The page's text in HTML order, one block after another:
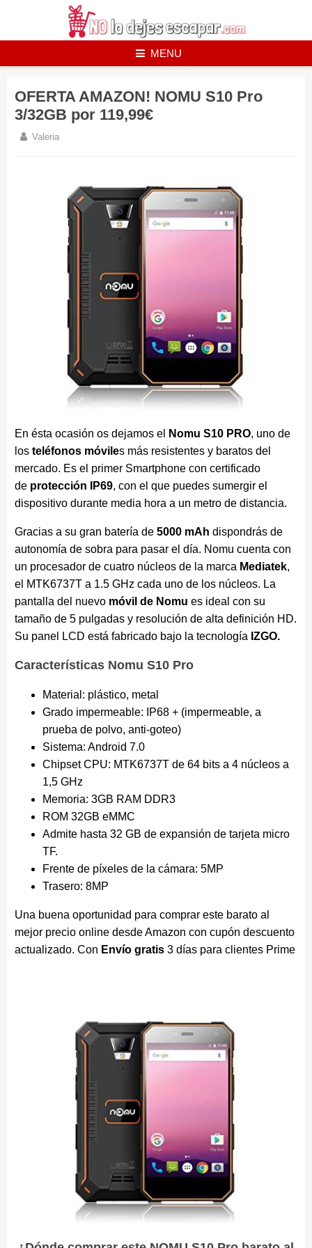
MENU
OFERTA AMAZON! NOMU S10 Pro
3/32GB por 119,99€
Valeria
En ésta ocasión os dejamos el Nomu S10 PRO, uno de
losteléfonos móviles más resistentes y baratos del
mercado. Es el primer Smartphone con certificado
de protección IP69, con el que puedes sumergir el
dispositivo durante media hora a un metro de distancia.
Gracias a su gran batería de 5000 mAh dispondrás de
autonomía de sobra para pasar el día. Nomu cuenta con
un procesador de cuatro núcleos de la marca Mediatek,
el MTK6737T a 1.5 GHz cada uno de los núcleos. La
pantalla del nuevo móvil de Nomu es ideal con su
tamaño de 5 pulgadas y resolución de alta definición HD.
Su panel LCD está fabricado bajo la tecnología IZGO.
Características Nomu S10 Pro
Material: plástico, metal
Grado impermeable: IP68 + (impermeable, a
prueba de polvo, anti-goteo)
Sistema: Android 7.0
Chipset CPU: MTK6737T de 64 bits a 4 núcleos a
1,5 GHz
Memoria: 3GB RAM DDR3
ROM 32GB eMMC
Admite hasta 32 GB de expansión de tarjeta micro
TF.
Frente de píxeles de la cámara: 5MP
Trasero: 8MP
Una buena oportunidad para comprar este barato al
mejor precio online desde Amazon con cupón descuento
actualizado. Con Envío gratis3 días para clientes Prime